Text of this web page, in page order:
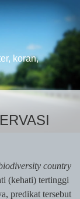
koran,
country
(kehati) tertinggi
predikat tersebut